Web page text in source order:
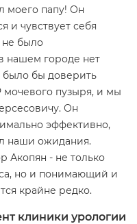
моего папу! Он
и чувствует себя
не было
нашем городе нет
бы доверить
пузыря, и мы
Он
эффективно,
наши ожидания.
Акопян - не только
но и понимающий и
крайне редко.
клиники урологии